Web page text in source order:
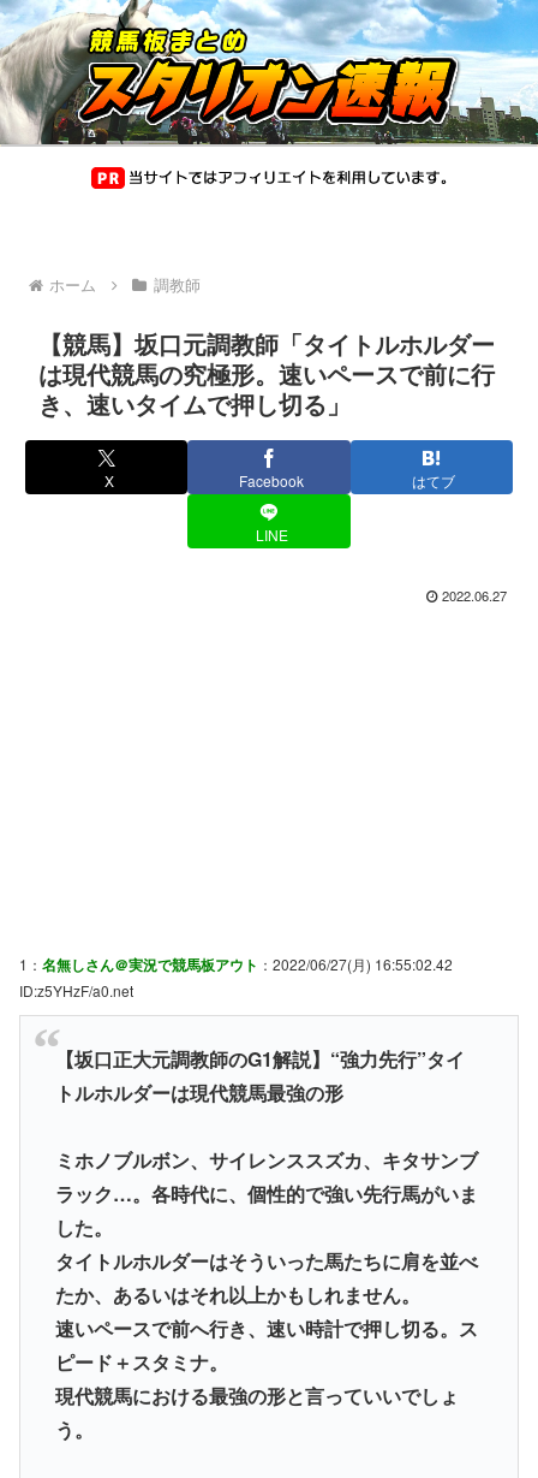
ホーム 調教師
【競馬】坂口元調教師「タイトルホルダー
は現代競馬の究極形。速いペースで前に行
き、速いタイムで押し切る」
X Facebook はてブ
LINE
2022.06.27
1： 名無しさん＠実況で競馬板アウト ：2022/06/27(月) 16:55:02.42
ID:z5YHzF/a0.net
【坂口正大元調教師のG1解説】“強力先行”タイ
トルホルダーは現代競馬最強の形
ミホノブルボン、サイレンススズカ、キタサンブ
ラック…。各時代に、個性的で強い先行馬がいま
した。
タイトルホルダーはそういった馬たちに肩を並べ
たか、あるいはそれ以上かもしれません。
速いペースで前へ行き、速い時計で押し切る。ス
ピード＋スタミナ。
現代競馬における最強の形と言っていいでしょ
う。